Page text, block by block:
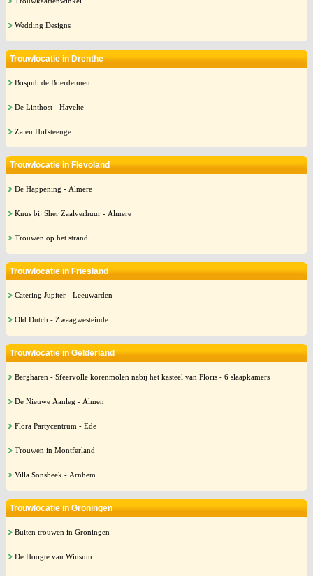
Wedding Designs
Trouwlocatie in Drenthe
Bospub de Boerdennen
De Linthost - Havelte
Zalen Hofsteenge
Trouwlocatie in Flevoland
De Happening - Almere
Knus bij Sher Zaalverhuur - Almere
Trouwen op het strand
Trouwlocatie in Friesland
Catering Jupiter - Leeuwarden
Old Dutch - Zwaagwesteinde
Trouwlocatie in Gelderland
Bergharen - Sfeervolle korenmolen nabij het kasteel van Floris - 6 slaapkamers
De Nieuwe Aanleg - Almen
Flora Partycentrum - Ede
Trouwen in Montferland
Villa Sonsbeek - Arnhem
Trouwlocatie in Groningen
Buiten trouwen in Groningen
De Hoogte van Winsum